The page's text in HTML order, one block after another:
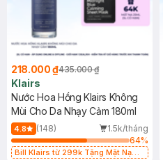
218.000 ₫435.000 ₫
Klairs
Nước Hoa Hồng Klairs Không
Mùi Cho Da Nhạy Cảm 180ml
4.8 (148)
1.5k/tháng
64%
Bill Klairs từ 299k Tặng Mặt Nạ